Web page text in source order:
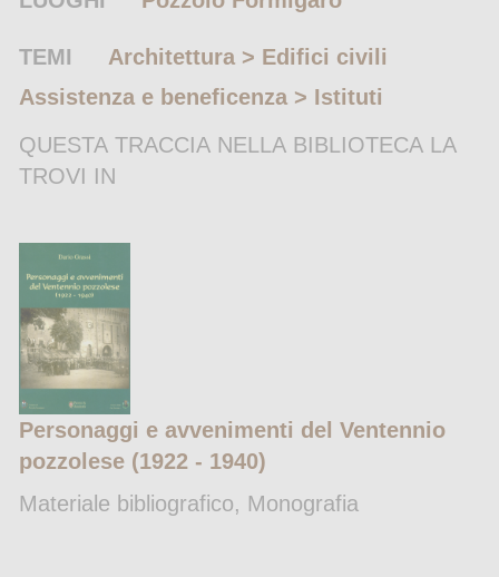
TEMI
Architettura > Edifici civili
Assistenza e beneficenza > Istituti
QUESTA TRACCIA NELLA BIBLIOTECA LA
TROVI IN
Personaggi e avvenimenti del Ventennio
pozzolese (1922 - 1940)
Materiale bibliografico, Monografia